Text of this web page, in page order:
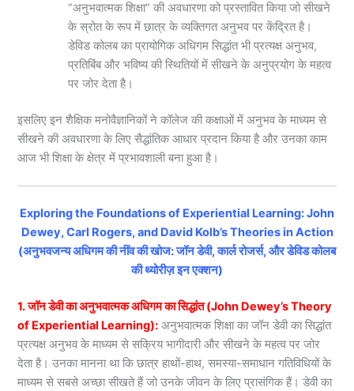
“अनुभवात्मक शिक्षा” की अवधारणा को प्रस्तावित किया जो सीखने
के स्रोत के रूप में छात्र के व्यक्तिगत अनुभव पर केंद्रित है।
डेविड कोलब का प्रायोगिक अधिगम सिद्धांत भी प्रत्यक्ष अनुभव,
प्रतिबिंब और भविष्य की स्थितियों में सीखने के अनुप्रयोग के महत्व
पर जोर देता है।
इसलिए इन शैक्षिक मनोवैज्ञानिकों ने कॉलेज की कक्षाओं में अनुभव के माध्यम से
सीखने की अवधारणा के लिए सैद्धांतिक आधार प्रदान किया है और उनका काम
आज भी शिक्षा के क्षेत्र में प्रभावशाली बना हुआ है।
Exploring the Foundations of Experiential Learning: John
Dewey, Carl Rogers, and David Kolb’s Theories in Action
(अनुभवजन्य अधिगम की नींव की खोज: जॉन डेवी, कार्ल रोजर्स, और डेविड कोलब
की थ्योरीज़ इन एक्शन)
1. जॉन डेवी का अनुभवात्मक अधिगम का सिद्धांत (John Dewey’s Theory
of Experiential Learning): अनुभवात्मक शिक्षा का जॉन डेवी का सिद्धांत
प्रत्यक्ष अनुभव के माध्यम से सक्रिय भागीदारी और सीखने के महत्व पर जोर
देता है। उनका मानना था कि छात्र हाथों-हाथ, समस्या-समाधान गतिविधियों के
माध्यम से सबसे अच्छा सीखते हैं जो उनके जीवन के लिए प्रासंगिक हैं। डेवी का